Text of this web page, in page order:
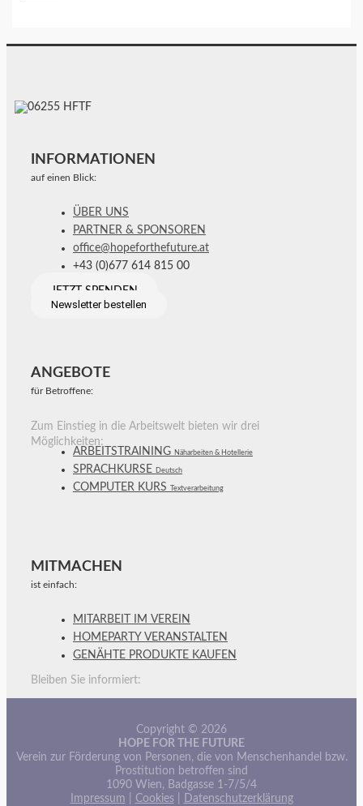
INFORMATIONEN
auf einen Blick:
ÜBER UNS
PARTNER & SPONSOREN
office@hopeforthefuture.at
+43 (0)677 614 815 00
JETZT SPENDEN
Newsletter bestellen
ANGEBOTE
für Betroffene:
Zum Einstieg in die Arbeitswelt bieten wir drei
Möglichkeiten:
ARBEITSTRAINING Näharbeiten & Hotellerie
SPRACHKURSE Deutsch
COMPUTER KURS Textverarbeitung
MITMACHEN
ist einfach:
MITARBEIT IM VEREIN
HOMEPARTY VERANSTALTEN
GENÄHTE PRODUKTE KAUFEN
Bleiben Sie informiert:
Copyright © 2026
HOPE FOR THE FUTURE
Verein zur Förderung von Personen, die von Menschenhandel bzw.
Prostitution betroffen sind
1090 Wien, Badgasse 1-7/5/4
Impressum
Cookies|
Datenschutzerklärung